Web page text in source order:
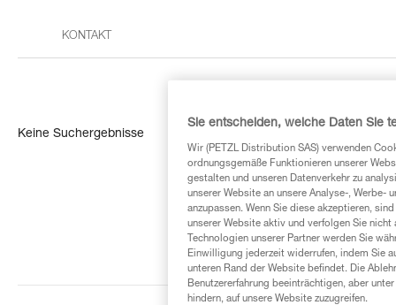
KONTAKT
Keine Suchergebnisse
Sie entscheiden, welche Daten Sie
Wir (PETZL Distribution SAS) verwenden
ordnungsgemäße Funktionieren unserer
gestalten und unseren Datenverkehr zu
unserer Website an unsere Analyse-, Werbe-
anzupassen. Wenn Sie diese akzeptieren,
unserer Website aktiv und verfolgen Sie
Technologien unserer Partner werden Sie
Einwilligung jederzeit widerrufen, indem Sie
unteren Rand der Website befindet. Die
Benutzererfahrung beeinträchtigen, aber
hindern, auf unsere Website zuzugreifen.